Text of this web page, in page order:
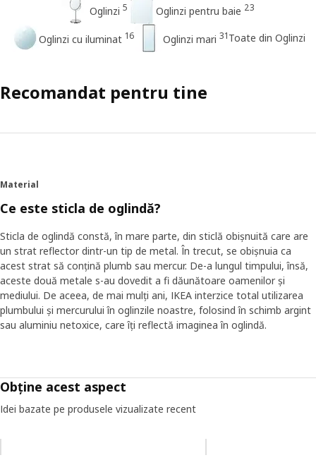
Oglinzi 5 Oglinzi pentru baie 23
Oglinzi cu iluminat 16 Oglinzi mari 31Toate din Oglinzi
Recomandat pentru tine
Material
Ce este sticla de oglindă?
Sticla de oglindă constă, în mare parte, din sticlă obișnuită care are
un strat reflector dintr-un tip de metal. În trecut, se obișnuia ca
acest strat să conțină plumb sau mercur. De-a lungul timpului, însă,
aceste două metale s-au dovedit a fi dăunătoare oamenilor și
mediului. De aceea, de mai mulți ani, IKEA interzice total utilizarea
plumbului și mercurului în oglinzile noastre, folosind în schimb argint
sau aluminiu netoxice, care îți reflectă imaginea în oglindă.
Obține acest aspect
Idei bazate pe produsele vizualizate recent